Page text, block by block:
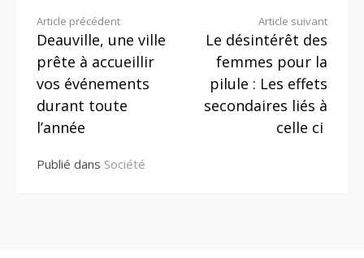
préparation de
la paella
durant toute
Lire
la
suite
Article précédent
Deauville, une ville
prête à accueillir
vos événements
durant toute
l’année
Article suivant
Le désintérêt des
femmes pour la
pilule : Les effets
secondaires liés à
celle ci
Publié dans Société